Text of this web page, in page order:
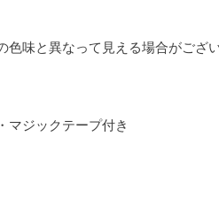
味と異なって見える場合がござい
マジックテープ付き